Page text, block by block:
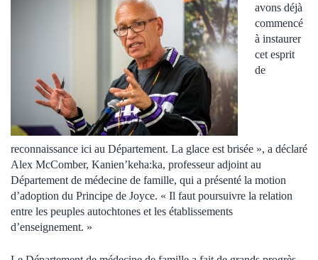
avons déjà
commencé
à instaurer
cet esprit
de
reconnaissance ici au Département. La glace est brisée », a déclaré
Alex McComber, Kanien’keha:ka, professeur adjoint au
Département de médecine de famille, qui a présenté la motion
d’adoption du Principe de Joyce. « Il faut poursuivre la relation
entre les peuples autochtones et les établissements
d’enseignement. »